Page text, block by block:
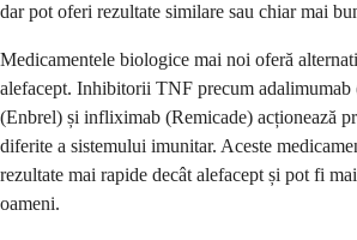
dar pot oferi rezultate similare sau chiar mai
Medicamentele biologice mai noi oferă
alefacept. Inhibitorii TNF precum adalimumab
(Enbrel) și infliximab (Remicade) acționează
diferite a sistemului imunitar. Aceste
rezultate mai rapide decât alefacept și pot fi
oameni.